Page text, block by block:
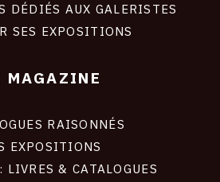
DÉDIÉS AUX GALERISTES
SES EXPOSITIONS
MAGAZINE
RAISONNÉS
EXPOSITIONS
& CATALOGUES